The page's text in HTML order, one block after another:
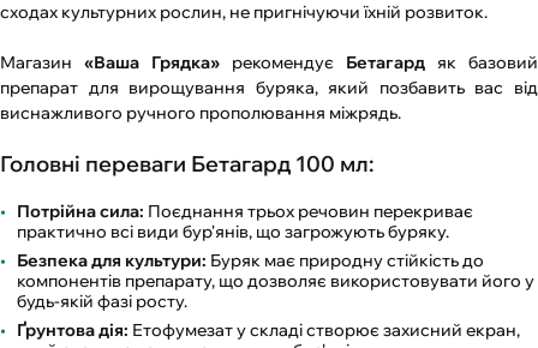
сходах культурних рослин, не пригнічуючи їхній розвиток.
Магазин «Ваша Грядка» рекомендує Бетагард як базовий
препарат для вирощування буряка, який позбавить вас від
виснажливого ручного прополювання міжрядь.
Головні переваги Бетагард 100 мл:
Потрійна сила: Поєднання трьох речовин перекриває
практично всі види бур'янів, що загрожують буряку.
Безпека для культури: Буряк має природну стійкість до
компонентів препарату, що дозволяє використовувати його у
будь-якій фазі росту.
Ґрунтова дія: Етофумезат у складі створює захисний екран,